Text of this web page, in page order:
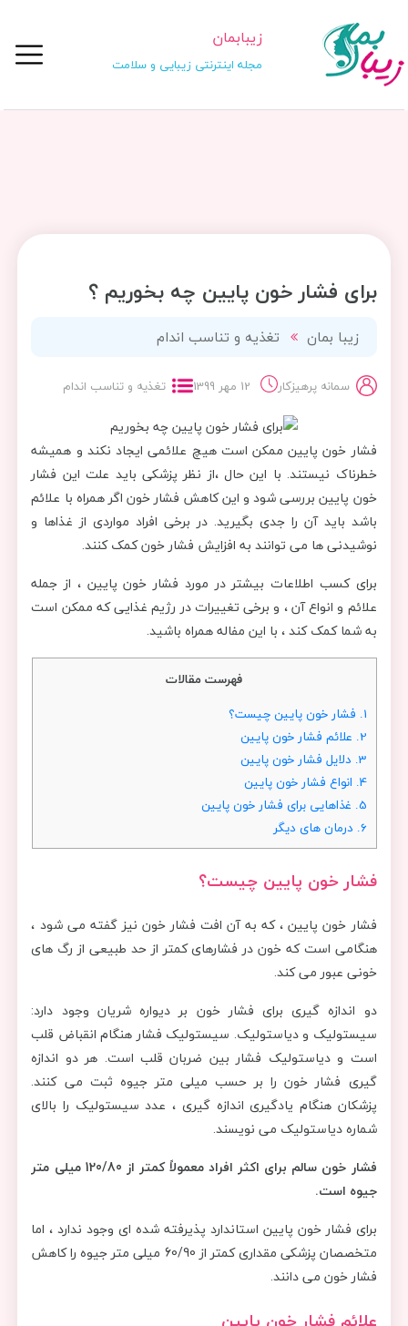
زیبابمان
مجله اینترنتی زیبایی و سلامت
برای فشار خون پایین چه بخوریم ؟
زیبا بمان تغذیه و تناسب اندام
سمانه پرهیزکار 12 مهر 1399 تغذیه و تناسب اندام
فشار خون پایین ممکن است هیچ علائمی ایجاد نکند و همیشه
خطرناک نیستند. با این حال ،از نظر پزشکی باید علت این فشار
خون پایین بررسی شود و این کاهش فشار خون اگر همراه با علائم
باشد باید آن را جدی بگیرید. در برخی افراد مواردی از غذاها و
نوشیدنی ها می توانند به افزایش فشار خون کمک کنند.
برای کسب اطلاعات بیشتر در مورد فشار خون پایین ، از جمله
علائم و انواع آن ، و برخی تغییرات در رژیم غذایی که ممکن است
به شما کمک کند ، با این مفاله همراه باشید.
فهرست مقالات
1. فشار خون پایین چیست؟
2. علائم فشار خون پایین
3. دلایل فشار خون پایین
4. انواع فشار خون پایین
5. غذاهایی برای فشار خون پایین
6. درمان های دیگر
فشار خون پایین چیست؟
فشار خون پایین ، که به آن افت فشار خون نیز گفته می شود ،
هنگامی است که خون در فشارهای کمتر از حد طبیعی از رگ های
خونی عبور می کند.
دو اندازه گیری برای فشار خون بر دیواره شریان وجود دارد:
سیستولیک و دیاستولیک. سیستولیک فشار هنگام انقباض قلب
است و دیاستولیک فشار بین ضربان قلب است. هر دو اندازه
گیری فشار خون را بر حسب میلی متر جیوه ثبت می کنند.
پزشکان هنگام یادگیری اندازه گیری ، عدد سیستولیک را بالای
شماره دیاستولیک می نویسند.
فشار خون سالم برای اکثر افراد معمولاً کمتر از 120/80 میلی متر
جیوه است.
برای فشار خون پایین استاندارد پذیرفته شده ای وجود ندارد ، اما
متخصصان پزشکی مقداری کمتر از 60/90 میلی متر جیوه را کاهش
فشار خون می دانند.